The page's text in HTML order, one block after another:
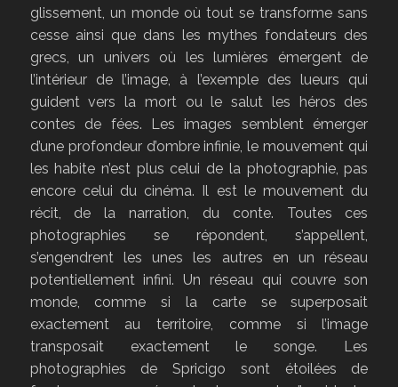
glissement, un monde où tout se transforme sans
cesse ainsi que dans les mythes fondateurs des
grecs, un univers où les lumières émergent de
l’intérieur de l’image, à l’exemple des lueurs qui
guident vers la mort ou le salut les héros des
contes de fées. Les images semblent émerger
d’une profondeur d’ombre infinie, le mouvement qui
les habite n’est plus celui de la photographie, pas
encore celui du cinéma. Il est le mouvement du
récit, de la narration, du conte. Toutes ces
photographies se répondent, s’appellent,
s’engendrent les unes les autres en un réseau
potentiellement infini. Un réseau qui couvre son
monde, comme si la carte se superposait
exactement au territoire, comme si l’image
transposait exactement le songe. Les
photographies de Spricigo sont étoilées de